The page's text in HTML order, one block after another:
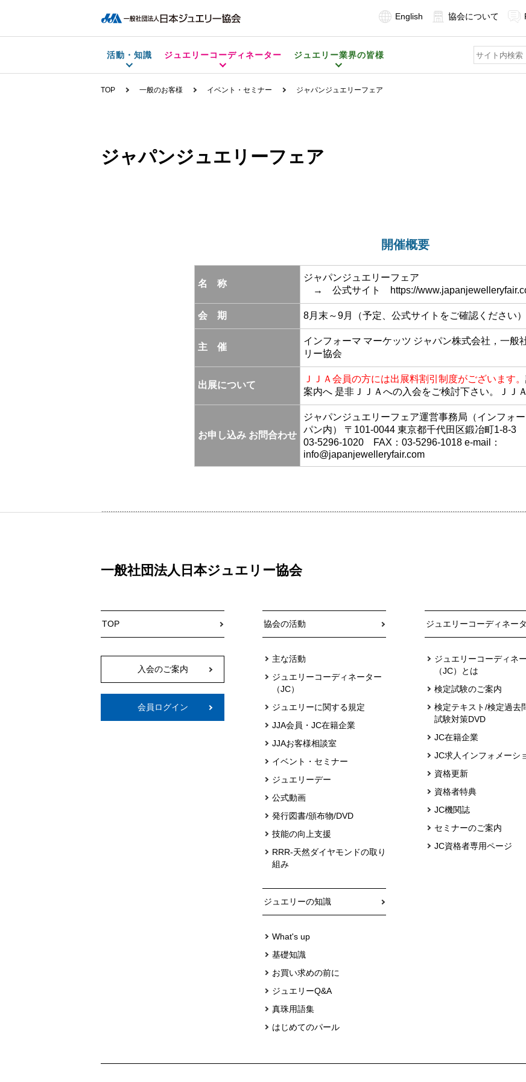
English 協会について
活動・知識 ジュエリーコーディネーター ジュエリー業界の皆様
TOP 一般のお客様 イベント・セミナー ジャパンジュエリーフェア
ジャパンジュエリーフェア
開催概要
名 称
ジャパンジュエリーフェア
→ 公式サイト
https://
会 期 8月末～9月（予定、公式サイトをご確認ください）
主 催
インフォーマ マーケッツ ジャパン株式会社，一般
リー協会
出展について
ＪＪＡ会員の方には出展料割引制度がございます。
案内へ 是非ＪＪＡへの入会をご検討下さい。 ＪＪ
お申し込み お問合わせ
ジャパンジュエリーフェア運営事務局（インフォ
パン内） 〒101-0044 東京都千代田区鍛冶町1-8-3
03-5296-1020 FAX：03-5296-1018 e-mail：
info@japanjewelleryfair.com
一般社団法人日本ジュエリー協会
TOP
入会のご案内
会員ログイン
協会の活動
主な活動
ジュエリーコーディネーター
（JC）
ジュエリーに関する規定
JJA会員・JC在籍企業
JJAお客様相談室
イベント・セミナー
ジュエリーデー
公式動画
発行図書/頒布物/DVD
技能の向上支援
RRR-天然ダイヤモンドの取り
組み
ジュエリーの知識
What's up
基礎知識
お買い求めの前に
ジュエリーQ&A
真珠用語集
はじめてのパール
ジュエリーコーディネー
ジュエリーコーディネ
（JC）とは
検定試験のご案内
検定テキスト/検定過去
試験対策DVD
JC在籍企業
JC求人インフォメーシ
資格更新
資格者特典
JC機関誌
セミナーのご案内
JC資格者専用ページ